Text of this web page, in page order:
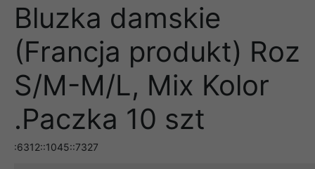
Bluzka damskie
(Francja produkt) Roz
S/M-M/L, Mix Kolor
.Paczka 10 szt
:6312::1045::7327